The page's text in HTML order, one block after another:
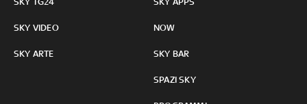
SKY VIDEO
SKY ARTE
NOW
SKY BAR
SPAZI SKY